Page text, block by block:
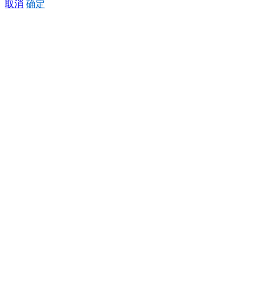
取消 确定